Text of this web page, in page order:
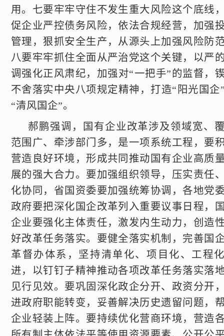
用。七要牢牢守住不发生重大风险这个底线
促企业严控债务风险，依法合规经营，加强
管理，狠抓安全生产，从源头上加强风险防
八要牢牢抓住全面从严治党这个关键，以严
调强化正风肃纪，加强对“一把手”的监督，
不舍落实中央八项规定精神，打造“阳光国企
“清风国企”。
郝鹏强调，国有企业改革涉及领域宽、
范围广、牵涉部门多，是一项系统工程，要
营造良好环境，形成共同推动国有企业高质
展的强大合力。要加强组织领导，压实责任
化协同，省国资委要加强统筹协调，各地党
政府要把深化国企改革列入重要议事日程，
企业要强化主体责任，激发内生动力，创造
好改革任务落实。要健全落实机制，完善国
革督办体系，坚持清单化、项目化、工程
进，以钉钉子精神推动各项改革任务落实落
见行见效。要巩固深化政企分开、政资分开
进政府职能转变，妥善解决历史遗留问题，
企业轻装上阵。要持续优化营商环境，营造